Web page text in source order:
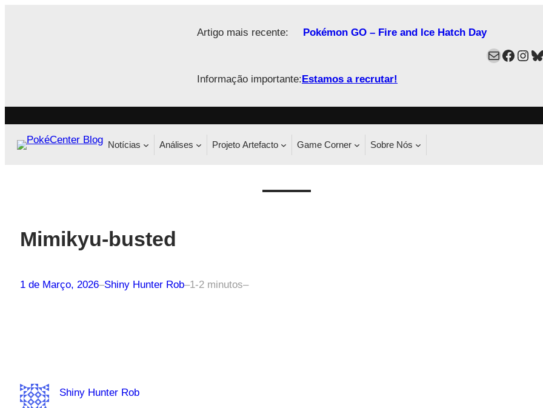
Artigo mais recente: Pokémon GO – Fire and Ice Hatch Day
Informação importante:Estamos a recrutar!
Mail
Notícias Análises Projeto Artefacto Game Corner Sobre Nós
Mimikyu-busted
1 de Março, 2026–Shiny Hunter Rob–1-2 minutos–
Shiny Hunter Rob